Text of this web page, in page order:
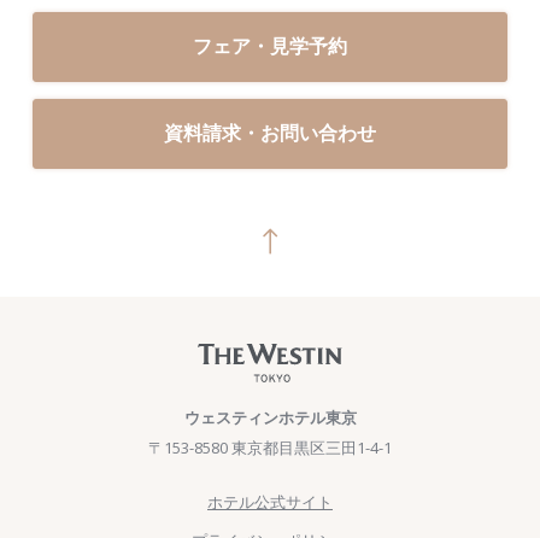
フェア・見学予約
資料請求・お問い合わせ
ウェスティンホテル東京
〒153-8580 東京都目黒区三田1-4-1
ホテル公式サイト